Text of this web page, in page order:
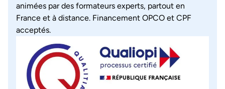
animées par des formateurs experts, partout en
France et à distance. Financement OPCO et CPF
acceptés.